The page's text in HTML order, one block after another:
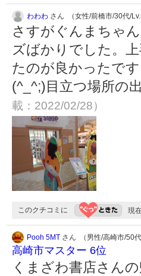
わわわ さん （女性/前橋市/30代/
さすがぐんまちゃ
ズばかりでした。
たのが良かったで
(^_^;)目立つ場所の
載：2022/02/28）
このクチコミに 現
Pooh 5MT さん （男性/高崎市/50代
高崎市マスター 6位
くまざわ書店さん